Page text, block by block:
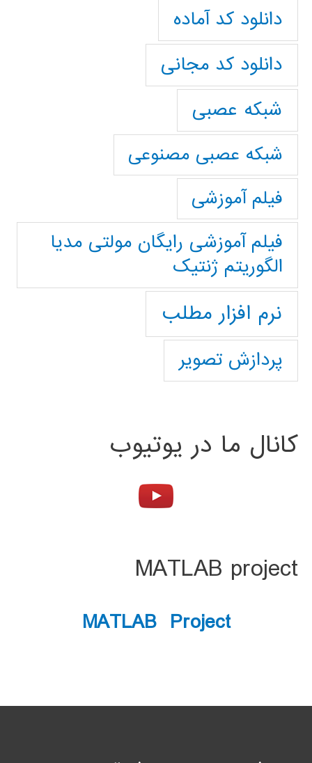
دانلود کد آماده
دانلود کد مجانی
شبکه عصبی
شبکه عصبی مصنوعی
فیلم آموزشی
فیلم آموزشی رایگان مولتی مدیا
الگوریتم ژنتیک
نرم افزار مطلب
پردازش تصویر
کانال ما در یوتیوب
MATLAB project
MATLAB Project